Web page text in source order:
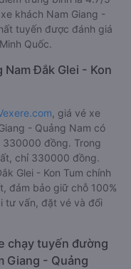
khách Nam Giang -
tuyến được đánh giá
Quốc.
Nam Đắk Glei - Kon
, giá vé xe
- Quảng Nam có
đồng. Trong
chỉ 330000 đồng.
Glei - Kon Tum chính
đảm bảo giữ chỗ 100%
tư vấn, đặt vé và đổi
chạy tuyến đường
Giang - Quảng